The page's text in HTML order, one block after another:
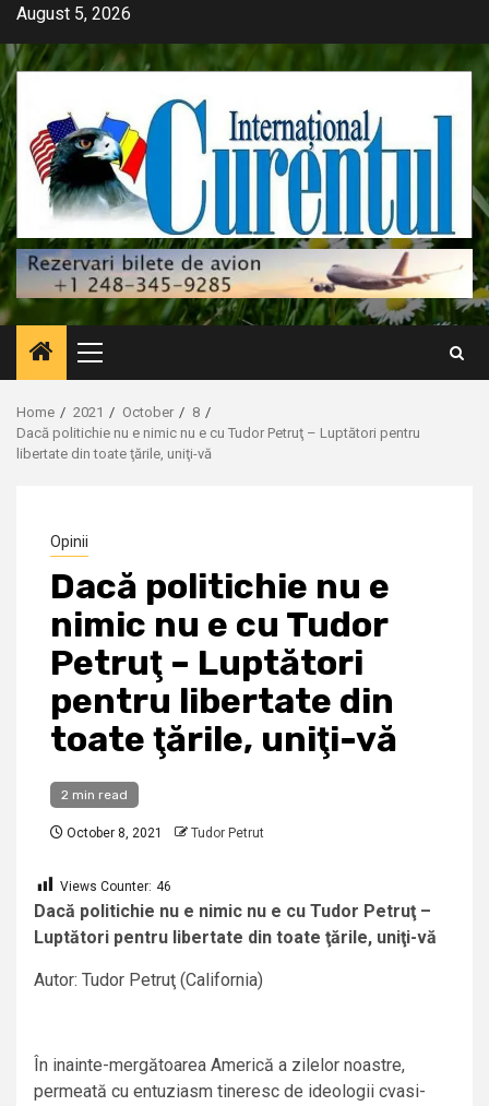
Skip
content
August 5, 2026
Primary
Menu
Home 2021 October
8
Dacă politichie nu e nimic nu e cu Tudor Petruţ – Luptători pentru
libertate din toate ţările, uniţi-vă
Opinii
Dacă politichie nu e
nimic nu e cu Tudor
Petruţ – Luptători
pentru libertate din
toate ţările, uniţi-vă
2 min read
October 8, 2021 Tudor Petrut
Views Counter: 46
Dacă politichie nu e nimic nu e cu Tudor Petruţ –
Luptători pentru libertate din toate ţările, uniţi-vă
Autor: Tudor Petruţ (California)
În inainte-mergătoarea Americă a zilelor noastre,
permeată cu entuziasm tineresc de ideologii cvasi-